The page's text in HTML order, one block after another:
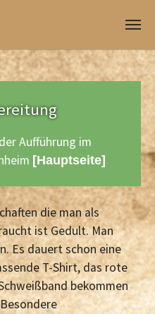
Aufführung im
[Hauptseite]
die man als
ist Gedult. Man
Es dauert schon eine
T-Shirt, das rote
bekommen